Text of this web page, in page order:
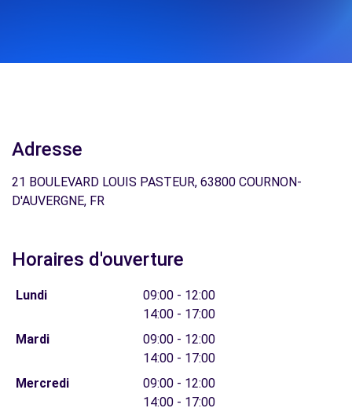
Adresse
21 BOULEVARD LOUIS PASTEUR, 63800 COURNON-
D'AUVERGNE, FR
Horaires d'ouverture
Lundi
09:00 - 12:00
14:00 - 17:00
Mardi
09:00 - 12:00
14:00 - 17:00
Mercredi
09:00 - 12:00
14:00 - 17:00